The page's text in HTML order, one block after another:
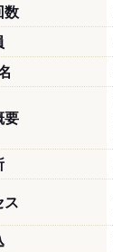
数
要
ス